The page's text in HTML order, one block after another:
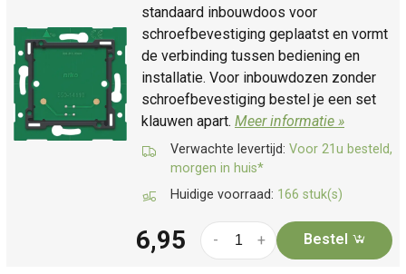
standaard inbouwdoos voor
schroefbevestiging geplaatst en vormt
de verbinding tussen bediening en
installatie. Voor inbouwdozen zonder
schroefbevestiging bestel je een set
klauwen apart. Meer informatie »
Verwachte levertijd: Voor 21u besteld,
morgen in huis*
Huidige voorraad: 166 stuk(s)
6,95 +
- Bestel